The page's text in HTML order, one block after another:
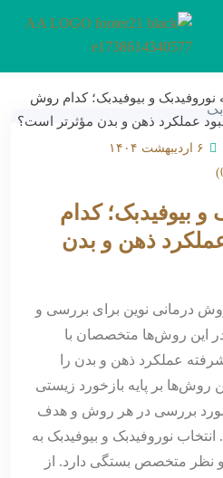
نوروفیدبک و بیوفیدبک؛ کدام روش
عملکرد ذهن و بدن مؤثرتر است؟
۶ اردیبهشت ۱۴۰۴
و بیوفیدبک؛ کدام
ذهن و بدن
درمانی نوین برای بررسی و
این روش‌ها متخصصان با
عملکرد ذهن و بدن را
روش‌ها بر پایه بازخورد زیستی
مورد بررسی در هر روش و هدف
نوروفیدبک و بیوفیدبک به
متخصص بستگی دارد. از